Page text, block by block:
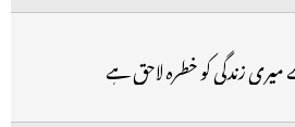
زندگی کو خطرہ لاحق ہے